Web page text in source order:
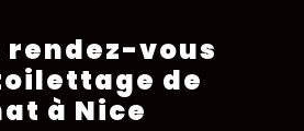
rendez-vous
de
à Nice